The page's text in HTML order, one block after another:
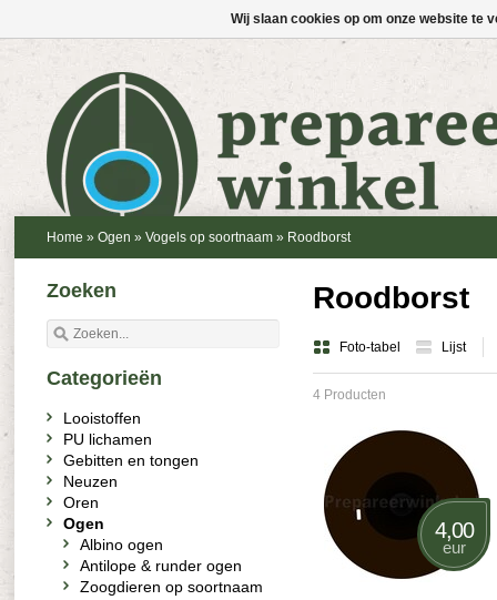
Home » Ogen » Vogels op soortnaam » Roodborst
Roodborst
Foto-tabel Lijst
4 Producten
4,00
eur
Zoeken
Categorieën
Looistoffen
PU lichamen
Gebitten en tongen
Neuzen
Oren
Ogen
Albino ogen
Antilope & runder ogen
Zoogdieren op soortnaam
Wij slaan cookies op om onze website te